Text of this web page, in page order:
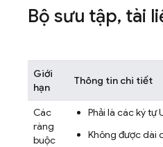
Bộ sưu tập, tài
Giới
hạn
Thông tin chi tiết
Các
ràng
buộc
Phải là các ký tự
Không được dài